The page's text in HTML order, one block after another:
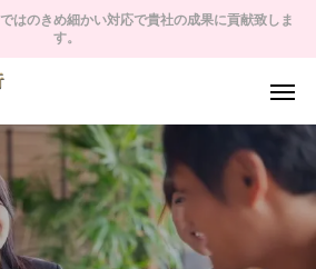
はのきめ細かい対応で貴社の成果に貢献致しま
す。